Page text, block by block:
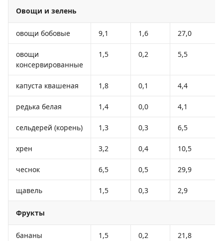
Овощи и зелень
овощи бобовые 9,1 1,6 27,0
овощи
консервированные
1,5 0,2 5,5
капуста квашеная 1,8 0,1 4,4
редька белая 1,4 0,0 4,1
сельдерей (корень) 1,3 0,3 6,5
хрен 3,2 0,4 10,5
чеснок 6,5 0,5 29,9
щавель 1,5 0,3 2,9
Фрукты
бананы 1,5 0,2 21,8